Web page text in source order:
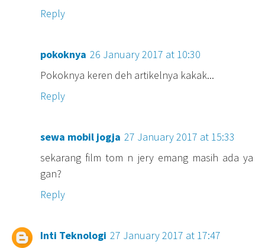
Reply
pokoknya 26 January 2017 at 10:30
Pokoknya keren deh artikelnya kakak...
Reply
sewa mobil jogja 27 January 2017 at 15:33
sekarang film tom n jery emang masih ada ya
gan?
Reply
Inti Teknologi 27 January 2017 at 17:47